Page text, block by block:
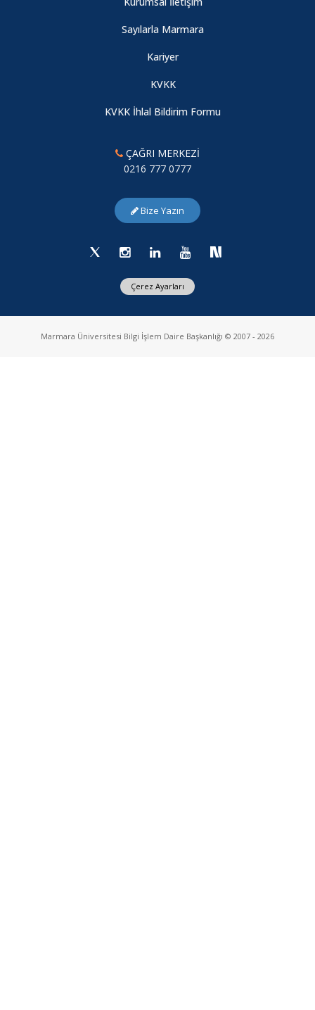
Kadına Yönelik Şiddetin Önlenmesi: Kavramlar, Veriler ve
Sosyal Bilimciler için Python: Verilerdeki Gizli Kalmış Bilgileri
Yalıtılmış Direnç: Uluslararası Yaptırımlar Altında Bağdat’ın
Kentsel Durumu (1990–2003)
Bilim Diplomasisinde Tanınma, Koordinasyon ve Çerçevesel
Sınırlar: Sri Lanka Örneği
Yeni Merkez Araştırmacımız
Toplumsal Dönüşüm
Sayılarla Marmara
Kariyer
KVKK
KVKK İhlal Bildirim Formu
ÇAĞRI MERKEZİ
0216 777 0777
Bize Yazın
Çerez Ayarları
Marmara Üniversitesi Bilgi İşlem Daire Başkanlığı © 2007 - 2026